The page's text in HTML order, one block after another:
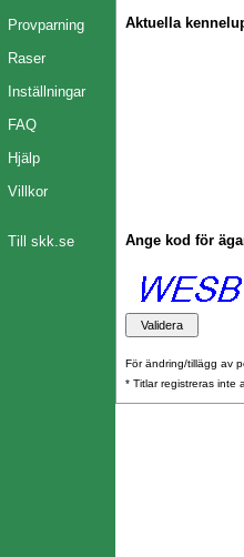
Provparning
Raser
Inställningar
FAQ
Hjälp
Villkor
Till skk.se
Aktuella
Ange kod för
För ändring/tillägg av
* Titlar registreras inte